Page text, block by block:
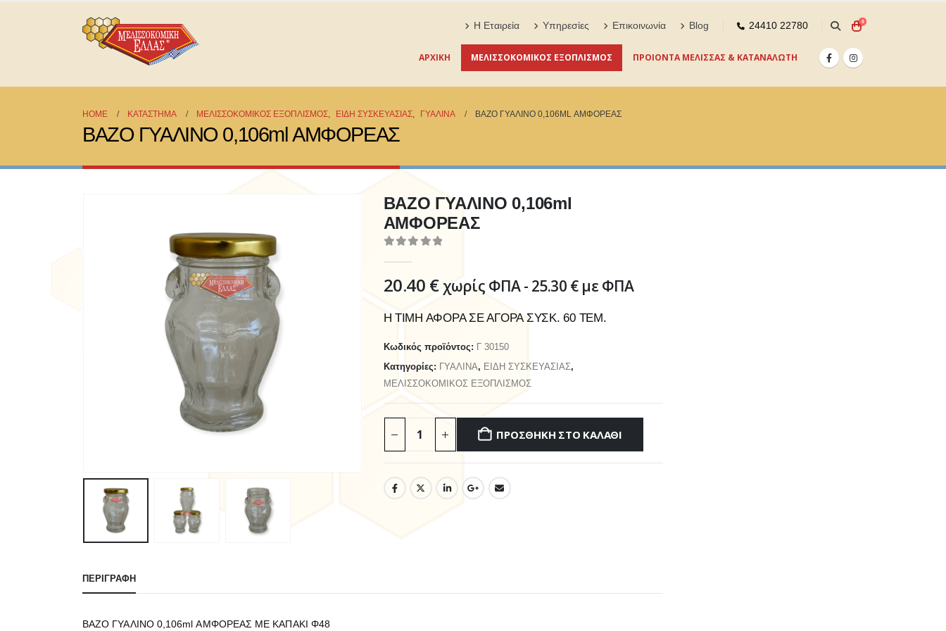
Η Εταιρεία Υπηρεσίες Επικοινωνία Blog 24410 22780 0
ΑΡΧΙΚΉ ΜΕΛΙΣΣΟΚΟΜΙΚΟΣ ΕΞΟΠΛΙΣΜΟΣ ΠΡΟΙΟΝΤΑ ΜΕΛΙΣΣΑΣ & ΚΑΤΑΝΑΛΩΤΗ
HOME ΚΑΤΆΣΤΗΜΑ ΜΕΛΙΣΣΟΚΟΜΙΚΟΣ ΕΞΟΠΛΙΣΜΟΣ, ΕΙΔΗ ΣΥΣΚΕΥΑΣΙΑΣ, ΓΥΑΛΙΝΑ ΒΑΖΟ ΓΥΑΛΙΝΟ 0,106ML ΑΜΦΟΡΕΑΣ
ΒΑΖΟ ΓΥΑΛΙΝΟ 0,106ml ΑΜΦΟΡΕΑΣ
ΒΑΖΟ ΓΥΑΛΙΝΟ 0,106ml
ΑΜΦΟΡΕΑΣ
20.40 € χωρίς ΦΠΑ - 25.30 €με ΦΠΑ
Η ΤΙΜΗ ΑΦΟΡΑ ΣΕ ΑΓΟΡΑ ΣΥΣΚ. 60 ΤΕΜ.
Κωδικός προϊόντος: Γ 30150
Κατηγορίες: ΓΥΑΛΙΝΑ, ΕΙΔΗ ΣΥΣΚΕΥΑΣΙΑΣ,
ΜΕΛΙΣΣΟΚΟΜΙΚΟΣ ΕΞΟΠΛΙΣΜΟΣ
ΠΡΟΣΘΉΚΗ ΣΤΟ ΚΑΛΆΘΙ
ΠΕΡΙΓΡΑΦΉ
ΒΑΖΟ ΓΥΑΛΙΝΟ 0,106ml ΑΜΦΟΡΕΑΣ ΜΕ ΚΑΠΑΚΙ Φ48